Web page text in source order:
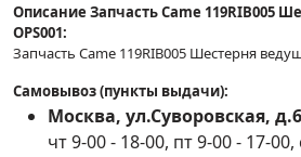
Описание Запчасть Came 119RIB005
OPS001:
Запчасть Came 119RIB005 Шестерня
Самовывоз (пункты выдачи):
Москва, ул.Суворовская,
чт 9-00 - 18-00, пт 9-00 - 17-